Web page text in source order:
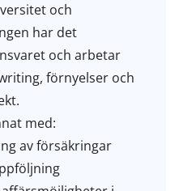
och
har det
och arbetar
förnyelser och
med:
av försäkringar